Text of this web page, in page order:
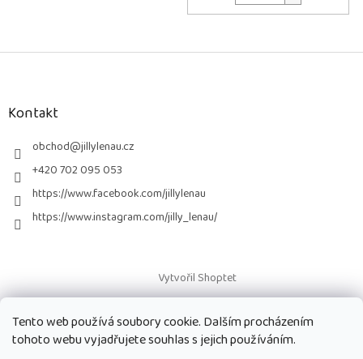
Tento web používá soubory cookie. Dalším procházením
tohoto webu vyjadřujete souhlas s jejich používáním.
Z
Kontakt
obchod@jillylenau.cz
+420 702 095 053
https://www.facebook.com/jillylenau
https://www.instagram.com/jilly_lenau/
Vytvořil Shoptet
Copyright 2026Paruky Jilly Lenau s.r.o.. Všechna práva vyhrazena.